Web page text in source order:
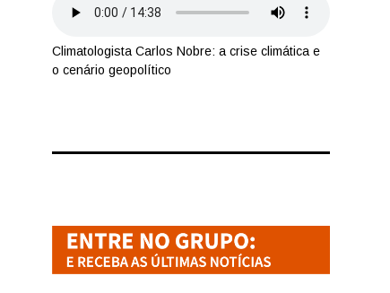
Climatologista Carlos Nobre: a crise climática e
o cenário geopolítico